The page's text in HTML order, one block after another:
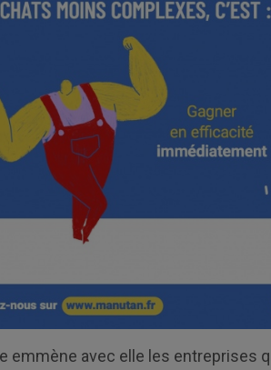
emmène avec elle les entreprises